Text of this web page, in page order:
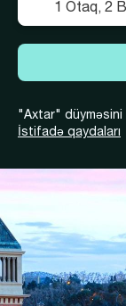
1 Otaq, 2
"Axtar" düyməsini
İstifadə qaydaları